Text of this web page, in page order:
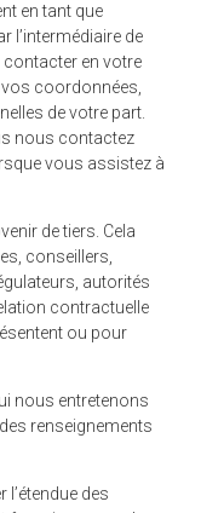
en tant que
l’intermédiaire de
en votre
coordonnées,
de votre part.
nous contactez
vous assistez à
de tiers. Cela
conseillers,
autorités
contractuelle
ou pour
nous entretenons
renseignements
des